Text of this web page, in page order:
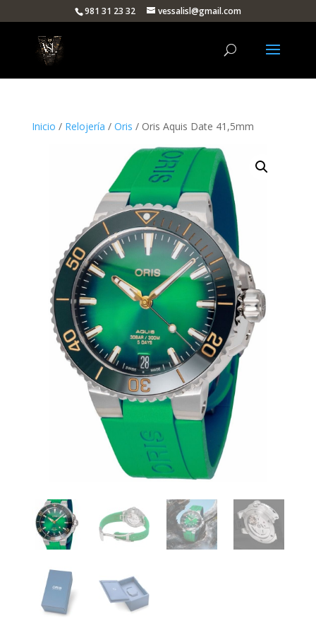
981 31 23 32 vessalisl@gmail.com
Inicio / Relojería / Oris / Oris Aquis Date 41,5mm